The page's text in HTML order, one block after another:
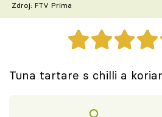
Speciál: Cuketa
Těhotnej kuchař
Sledujte prima+
Zdroj: FTV Prima
Tuna tartare s chilli a